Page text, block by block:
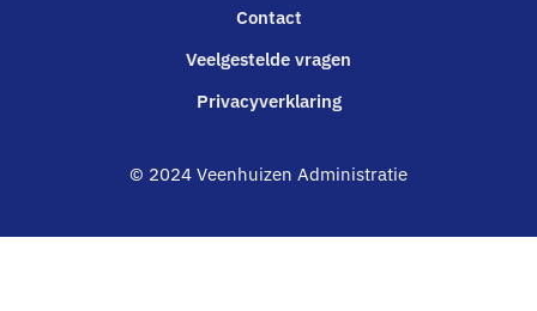
Contact
Veelgestelde vragen
Privacyverklaring
© 2024 Veenhuizen Administratie